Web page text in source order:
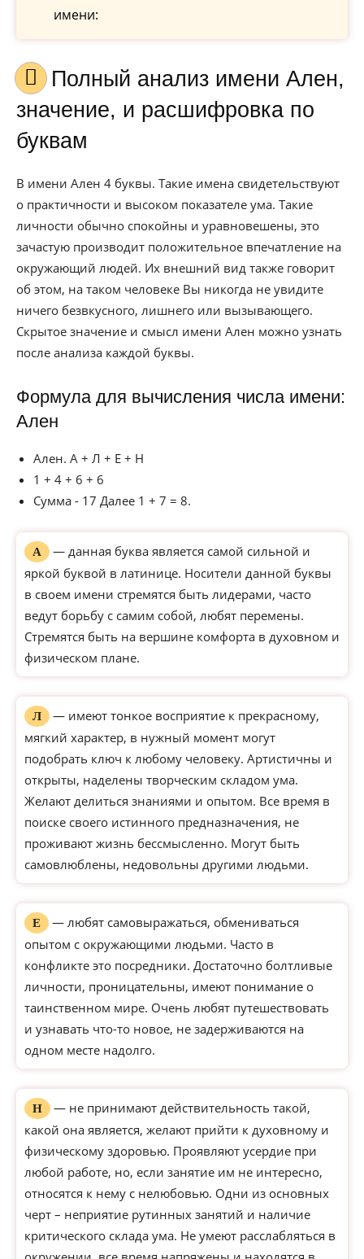
имени:
Полный анализ имени Ален,
значение, и расшифровка по
буквам
В имени Ален 4 буквы. Такие имена свидетельствуют
о практичности и высоком показателе ума. Такие
личности обычно спокойны и уравновешены, это
зачастую производит положительное впечатление на
окружающий людей. Их внешний вид также говорит
об этом, на таком человеке Вы никогда не увидите
ничего безвкусного, лишнего или вызывающего.
Скрытое значение и смысл имени Ален можно узнать
после анализа каждой буквы.
Формула для вычисления числа имени:
Ален
Ален. А + Л + Е + Н
1 + 4 + 6 + 6
Сумма - 17 Далее 1 + 7 = 8.
А
— данная буква является самой сильной и
яркой буквой в латинице. Носители данной буквы
в своем имени стремятся быть лидерами, часто
ведут борьбу с самим собой, любят перемены.
Стремятся быть на вершине комфорта в духовном и
физическом плане.
Л
— имеют тонкое восприятие к прекрасному,
мягкий характер, в нужный момент могут
подобрать ключ к любому человеку. Артистичны и
открыты, наделены творческим складом ума.
Желают делиться знаниями и опытом. Все время в
поиске своего истинного предназначения, не
проживают жизнь бессмысленно. Могут быть
самовлюблены, недовольны другими людьми.
Е
— любят самовыражаться, обмениваться
опытом с окружающими людьми. Часто в
конфликте это посредники. Достаточно болтливые
личности, проницательны, имеют понимание о
таинственном мире. Очень любят путешествовать
и узнавать что-то новое, не задерживаются на
одном месте надолго.
Н
— не принимают действительность такой,
какой она является, желают прийти к духовному и
физическому здоровью. Проявляют усердие при
любой работе, но, если занятие им не интересно,
относятся к нему с нелюбовью. Одни из основных
черт – неприятие рутинных занятий и наличие
критического склада ума. Не умеют расслабляться в